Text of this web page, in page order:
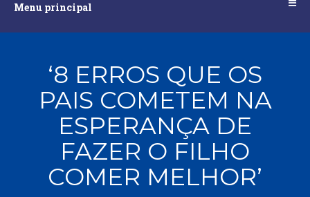
Menu principal
principalAssuntos
Administração,
RH
Astrologia
Atualidades,
Política,
Direitos
PROMOÇÕES
VENDIDOS
‘8 ERROS QUE OS
PAIS COMETEM NA
ESPERANÇA DE
FAZER O FILHO
COMER MELHOR’